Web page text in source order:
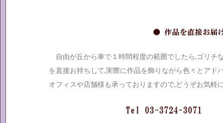
自由が丘から車で１時間程度の範囲でしたら,ゴリチ
を直接お持ちして,実際に作品を飾りながら色々とアド
オフィスや店舗様も承っておりますので,どうぞお気軽